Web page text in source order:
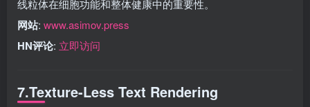
线粒体在细胞功能和整体健康中的重要性。
网站: www.asimov.press
HN评论: 立即访问
7.Texture-Less Text Rendering